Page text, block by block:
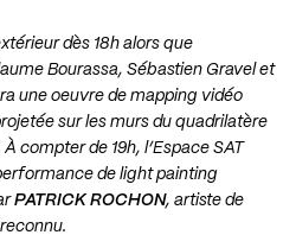
dès 18h alors que
Bourassa, Sébastien Gravel et
une oeuvre de mapping vidéo
sur les murs du quadrilatère
compter de 19h, l’Espace SAT
de light painting
PATRICK ROCHON, artiste de